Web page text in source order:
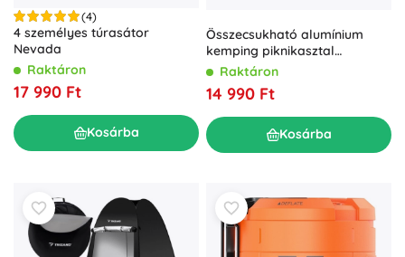
(4)
4 személyes túrasátor
Nevada
Raktáron
17 990 Ft
Kosárba
Összecsukható alumínium
kemping piknikasztal
ülőkékkel
Raktáron
14 990 Ft
Kosárba